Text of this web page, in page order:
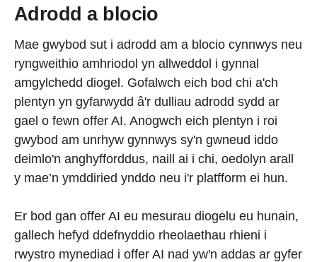
Adrodd a blocio
Mae gwybod sut i adrodd am a blocio cynnwys neu
ryngweithio amhriodol yn allweddol i gynnal
amgylchedd diogel. Gofalwch eich bod chi a'ch
plentyn yn gyfarwydd â'r dulliau adrodd sydd ar
gael o fewn offer AI. Anogwch eich plentyn i roi
gwybod am unrhyw gynnwys sy'n gwneud iddo
deimlo'n anghyfforddus, naill ai i chi, oedolyn arall
y mae’n ymddiried ynddo neu i'r platfform ei hun.
Er bod gan offer AI eu mesurau diogelu eu hunain,
gallech hefyd ddefnyddio rheolaethau rhieni i
rwystro mynediad i offer AI nad yw'n addas ar gyfer